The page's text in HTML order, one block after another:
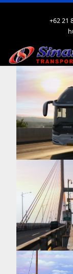
+62 21